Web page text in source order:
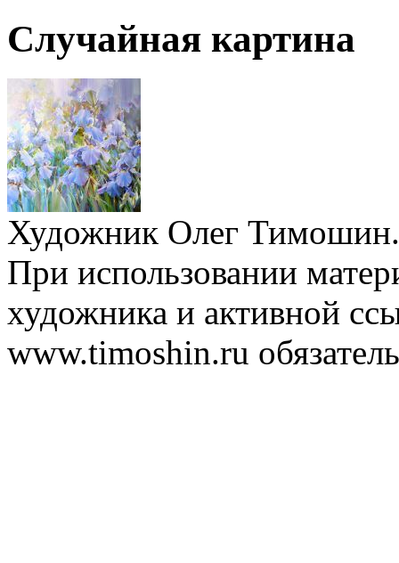
Случайная картина
Художник Олег
При использовании
художника и активной
www.timoshin.ru